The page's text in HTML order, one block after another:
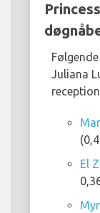
Juliana
El